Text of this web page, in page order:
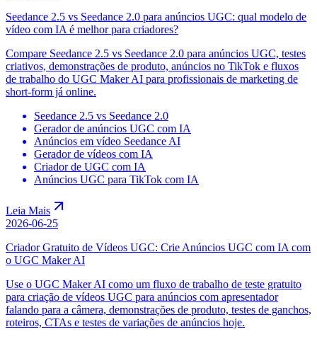
Seedance 2.5 vs Seedance 2.0 para anúncios UGC: qual modelo de
vídeo com IA é melhor para criadores?
Compare Seedance 2.5 vs Seedance 2.0 para anúncios UGC, testes
criativos, demonstrações de produto, anúncios no TikTok e fluxos
de trabalho do UGC Maker AI para profissionais de marketing de
short-form já online.
Seedance 2.5 vs Seedance 2.0
Gerador de anúncios UGC com IA
Anúncios em vídeo Seedance AI
Gerador de vídeos com IA
Criador de UGC com IA
Anúncios UGC para TikTok com IA
Leia Mais
2026-06-25
Criador Gratuito de Vídeos UGC: Crie Anúncios UGC com IA com
o UGC Maker AI
Use o UGC Maker AI como um fluxo de trabalho de teste gratuito
para criação de vídeos UGC para anúncios com apresentador
falando para a câmera, demonstrações de produto, testes de ganchos,
roteiros, CTAs e testes de variações de anúncios hoje.